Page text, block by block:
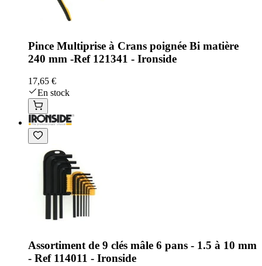
Pince Multiprise à Crans poignée Bi matière
240 mm -Ref 121341 - Ironside
17,65 €
En stock
Assortiment de 9 clés mâle 6 pans - 1.5 à 10 mm
- Ref 114011 - Ironside